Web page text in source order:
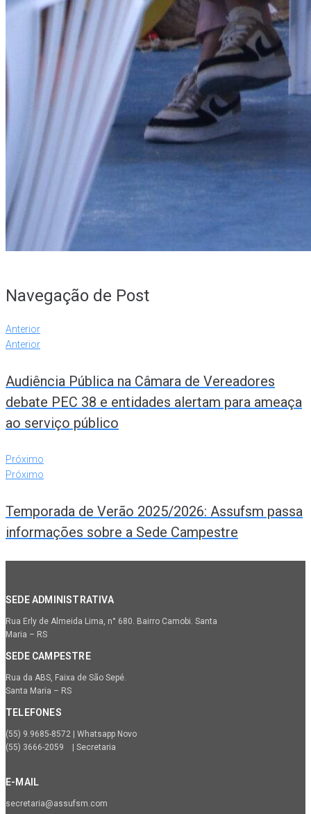
Navegação de Post
Anterior
Anterior
Audiência Pública na Câmara de Vereadores
debate PEC 38 e entidades alertam para ameaça
ao serviço público
Próximo
Próximo
Temporada de Verão 2025/2026: Assufsm passa
informações sobre a Sede Campestre
SEDE ADMINISTRATIVA
Rua Erly de Almeida Lima, n° 680. Bairro Camobi. Santa
Maria – RS
SEDE CAMPESTRE
Rua da ABS, Faixa de São Sepé.
Santa Maria – RS
TELEFONES
(55) 9.9685-8572 | Whatsapp Novo
(55) 3666-2059 | Secretaria
E-MAIL
secretaria@assufsm.com